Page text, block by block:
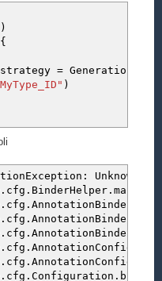
)
{
strategy =
)
Unknown